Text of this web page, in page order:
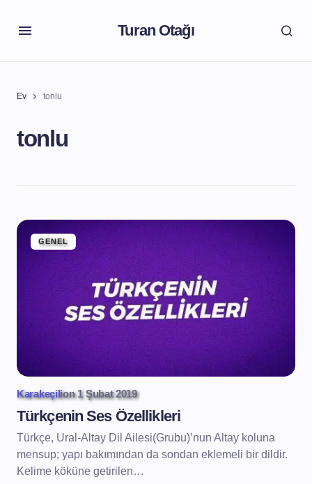
Turan Otağı
Ev tonlu
tonlu
GENEL
Karakeçilion 1 Şubat 2019
Türkçenin Ses Özellikleri
Türkçe, Ural-Altay Dil Ailesi(Grubu)’nun Altay koluna
mensup; yapı bakımından da sondan eklemeli bir dildir.
Kelime köküne getirilen…